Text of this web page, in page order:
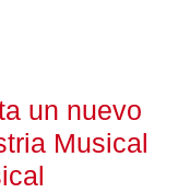
un nuevo
Musical